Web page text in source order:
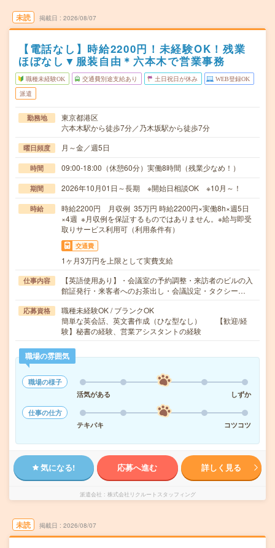
未読 掲載日 2026/08/07
【電話なし】時給2200円！未経験OK！残業
ほぼなし▼服装自由＊六本木で営業事務
職種未経験OK 交通費別途支給あり 土日祝日が休み WEB登録OK
派遣
勤務地
東京都港区
六本木駅から徒歩7分／乃木坂駅から徒歩7分
曜日頻度 月～金／週5日
時間 09:00-18:00（休憩60分）実働8時間（残業少なめ！）
期間 2026年10月01日～長期 ※開始日相談OK ※10月～！
時給
時給2200円 月収例 35万円 時給2200円×実働8h×週5日
×4週 ※月収例を保証するものではありません。※給与即受
取りサービス利用可（利用条件有）
交通費
1ヶ月3万円を上限として実費支給
仕事内容
【英語使用あり】・会議室の予約調整・来訪者のビルの入
館証発行・来客者へのお茶出し・会議設定・タクシー…
応募資格
職種未経験OK / ブランクOK
簡単な英会話、英文書作成（ひな型なし） 【歓迎/経
験】秘書の経験、営業アシスタントの経験
職場の雰囲気
職場の様子
活気がある
しずか
仕事の仕方
テキパキ
コツコツ
気になる! 応募へ進む 詳しく見る
派遣会社 株式会社リクルートスタッフィング
未読 掲載日 2026/08/07